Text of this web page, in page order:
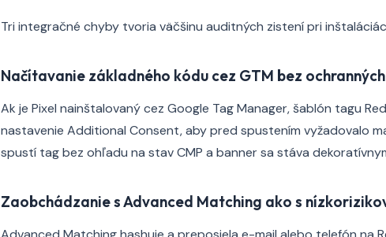
Tri integračné chyby tvoria väčšinu auditných zistení pri
Načítavanie základného kódu cez GTM bez
Ak je Pixel nainštalovaný cez Google Tag Manager, šablón tagu
nastavenie Additional Consent, aby pred spustením vyžadovalo
spustí tag bez ohľadu na stav CMP a banner sa stáva
Zaobchádzanie s Advanced Matching ako s